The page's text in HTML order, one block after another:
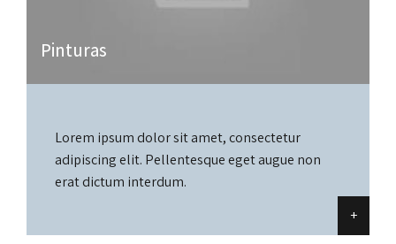
Pinturas
Lorem ipsum dolor sit amet, consectetur
adipiscing elit. Pellentesque eget augue non
erat dictum interdum.
+